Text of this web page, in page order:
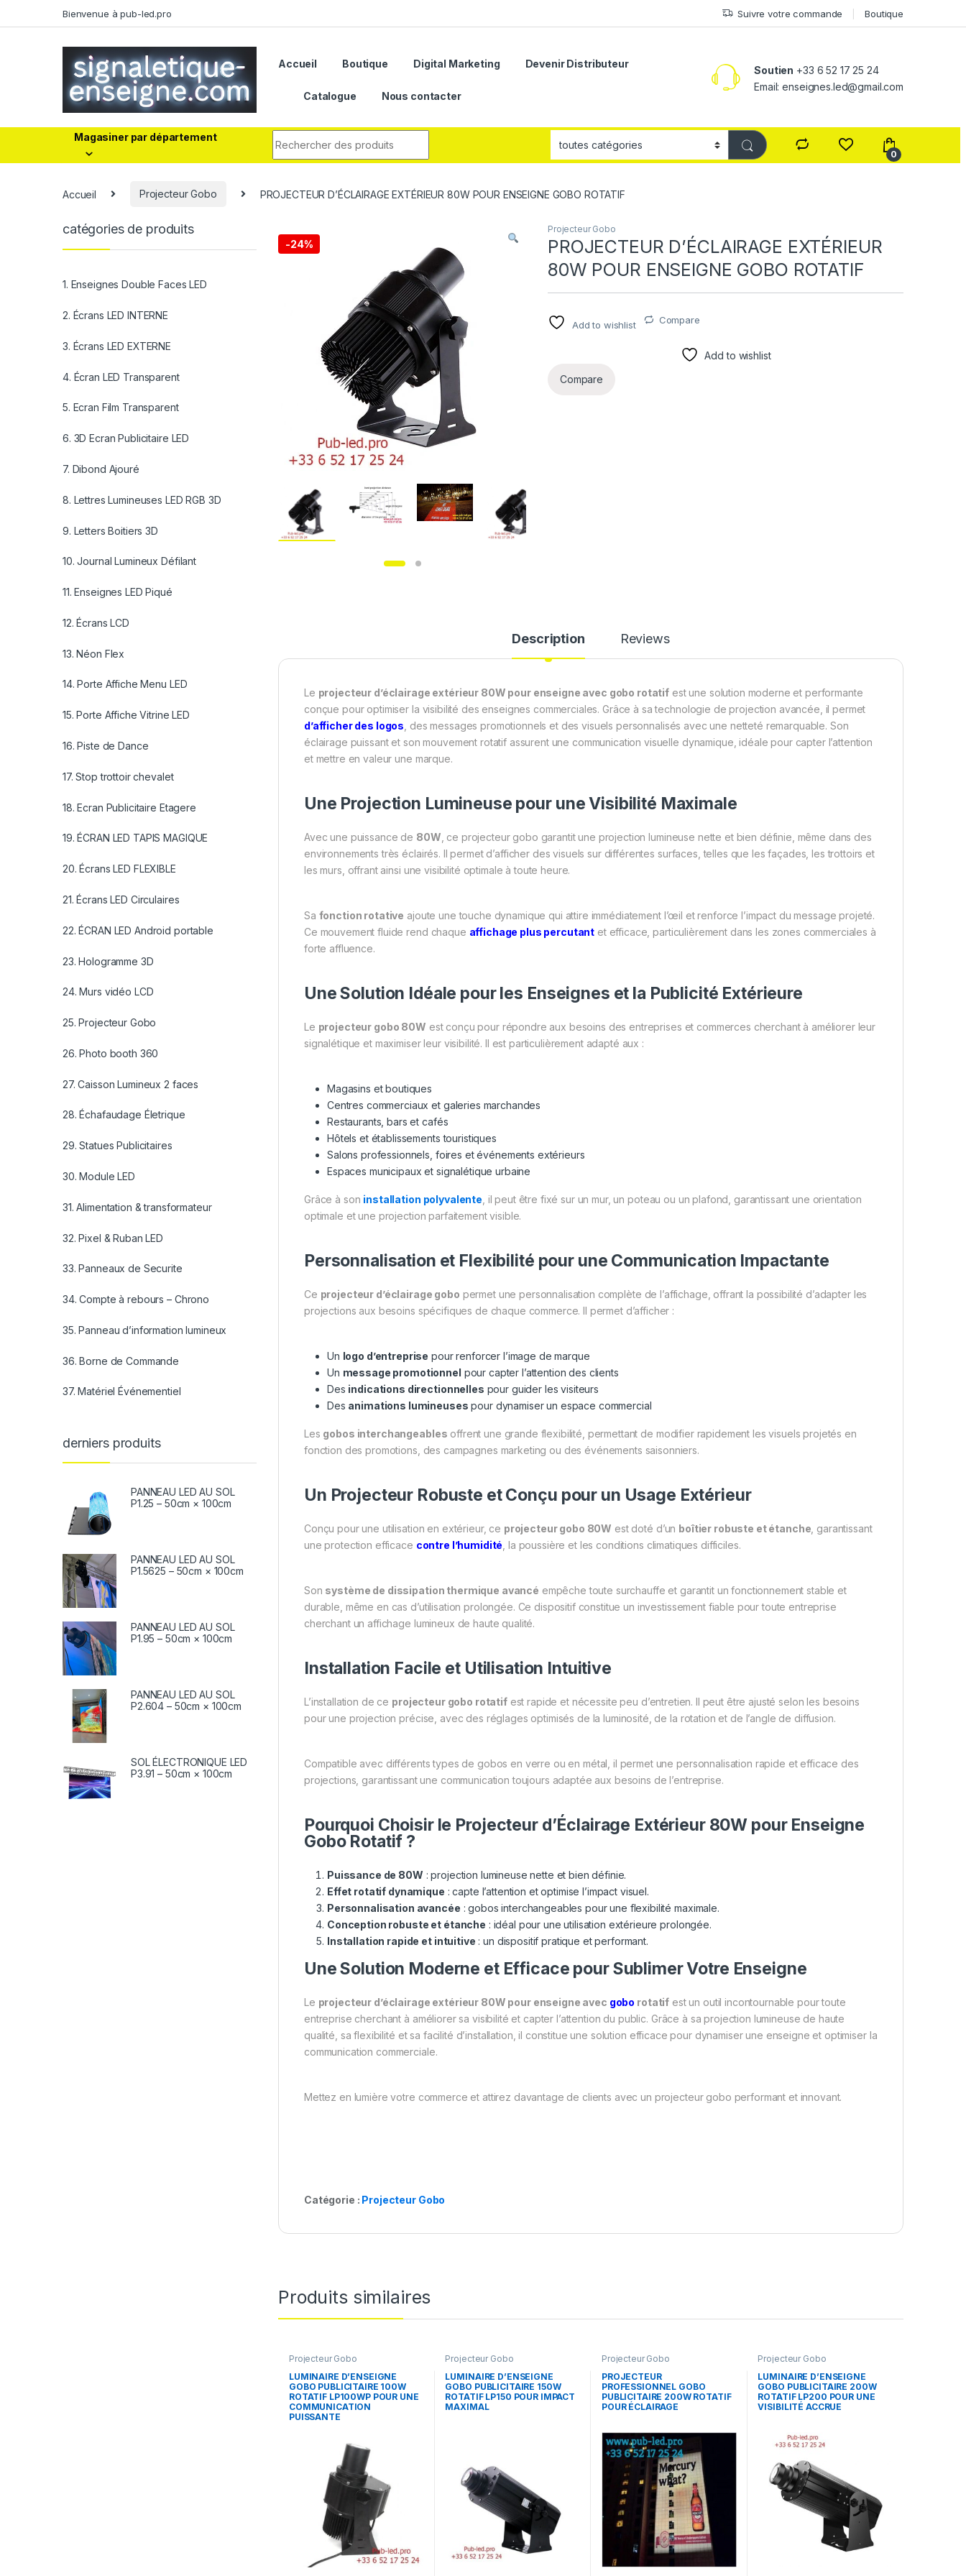
Bienvenue à pub-led.pro Suivre votre commande Boutique
Accueil Boutique Digital Marketing Devenir Distributeur
Catalogue Nous contacter
Soutien +33 6 52 17 25 24
Email: enseignes.led@gmail.com
Magasiner par département
0
Accueil Projecteur Gobo PROJECTEUR D’ÉCLAIRAGE EXTÉRIEUR 80W POUR ENSEIGNE GOBO ROTATIF
-24%
Projecteur Gobo
PROJECTEUR D’ÉCLAIRAGE EXTÉRIEUR
80W POUR ENSEIGNE GOBO ROTATIF
Add to wishlist Compare
Add to wishlist
Compare
Description Reviews
Le projecteur d’éclairage extérieur 80W pour enseigne avec gobo rotatif est une solution moderne et performante
conçue pour optimiser la visibilité des enseignes commerciales. Grâce à sa technologie de projection avancée, il permet
d’afficher des logos , des messages promotionnels et des visuels personnalisés avec une netteté remarquable. Son
éclairage puissant et son mouvement rotatif assurent une communication visuelle dynamique, idéale pour capter l’attention
et mettre en valeur une marque.
Une Projection Lumineuse pour une Visibilité Maximale
Avec une puissance de 80W , ce projecteur gobo garantit une projection lumineuse nette et bien définie, même dans des
environnements très éclairés. Il permet d’afficher des visuels sur différentes surfaces, telles que les façades, les trottoirs et
les murs, offrant ainsi une visibilité optimale à toute heure.
Sa fonction rotative ajoute une touche dynamique qui attire immédiatement l’œil et renforce l’impact du message projeté.
Ce mouvement fluide rend chaque affichage plus percutant et efficace, particulièrement dans les zones commerciales à
forte affluence.
Une Solution Idéale pour les Enseignes et la Publicité Extérieure
Le projecteur gobo 80W est conçu pour répondre aux besoins des entreprises et commerces cherchant à améliorer leur
signalétique et maximiser leur visibilité. Il est particulièrement adapté aux :
Magasins et boutiques
Centres commerciaux et galeries marchandes
Restaurants, bars et cafés
Hôtels et établissements touristiques
Salons professionnels, foires et événements extérieurs
Espaces municipaux et signalétique urbaine
Grâce à son installation polyvalente , il peut être fixé sur un mur, un poteau ou un plafond, garantissant une orientation
optimale et une projection parfaitement visible.
Personnalisation et Flexibilité pour une Communication Impactante
Ce projecteur d’éclairage gobo permet une personnalisation complète de l’affichage, offrant la possibilité d’adapter les
projections aux besoins spécifiques de chaque commerce. Il permet d’afficher :
Un logo d’entreprise pour renforcer l’image de marque
Un message promotionnel pour capter l’attention des clients
Des indications directionnelles pour guider les visiteurs
Des animations lumineuses pour dynamiser un espace commercial
Les gobos interchangeables offrent une grande flexibilité, permettant de modifier rapidement les visuels projetés en
fonction des promotions, des campagnes marketing ou des événements saisonniers.
Un Projecteur Robuste et Conçu pour un Usage Extérieur
Conçu pour une utilisation en extérieur, ce projecteur gobo 80W est doté d’un boîtier robuste et étanche , garantissant
une protection efficace contre l’humidité , la poussière et les conditions climatiques difficiles.
Son système de dissipation thermique avancé empêche toute surchauffe et garantit un fonctionnement stable et
durable, même en cas d’utilisation prolongée. Ce dispositif constitue un investissement fiable pour toute entreprise
cherchant un affichage lumineux de haute qualité.
Installation Facile et Utilisation Intuitive
L’installation de ce projecteur gobo rotatifest rapide et nécessite peu d’entretien. Il peut être ajusté selon les besoins
pour une projection précise, avec des réglages optimisés de la luminosité, de la rotation et de l’angle de diffusion.
Compatible avec différents types de gobos en verre ou en métal, il permet une personnalisation rapide et efficace des
projections, garantissant une communication toujours adaptée aux besoins de l’entreprise.
Pourquoi Choisir le Projecteur d’Éclairage Extérieur 80W pour Enseigne
Gobo Rotatif ?
Puissance de 80W : projection lumineuse nette et bien définie.
Effet rotatif dynamique : capte l’attention et optimise l’impact visuel.
Personnalisation avancée : gobos interchangeables pour une flexibilité maximale.
Conception robuste et étanche : idéal pour une utilisation extérieure prolongée.
Installation rapide et intuitive : un dispositif pratique et performant.
Une Solution Moderne et Efficace pour Sublimer Votre Enseigne
Le projecteur d’éclairage extérieur 80W pour enseigne avec gobo rotatif est un outil incontournable pour toute
entreprise cherchant à améliorer sa visibilité et capter l’attention du public. Grâce à sa projection lumineuse de haute
qualité, sa flexibilité et sa facilité d’installation, il constitue une solution efficace pour dynamiser une enseigne et optimiser la
communication commerciale.
Mettez en lumière votre commerce et attirez davantage de clients avec un projecteur gobo performant et innovant.
Catégorie : Projecteur Gobo
Produits similaires
Projecteur Gobo
LUMINAIRE D’ENSEIGNE
GOBO PUBLICITAIRE 100W
ROTATIF LP100WP POUR UNE
COMMUNICATION
PUISSANTE
Projecteur Gobo
LUMINAIRE D’ENSEIGNE
GOBO PUBLICITAIRE 150W
ROTATIF LP150 POUR IMPACT
MAXIMAL
Projecteur Gobo
PROJECTEUR
PROFESSIONNEL GOBO
PUBLICITAIRE 200W ROTATIF
POUR ÉCLAIRAGE
Projecteur Gobo
LUMINAIRE D’ENSEIGNE
GOBO PUBLICITAIRE 200W
ROTATIF LP200 POUR UNE
VISIBILITÉ ACCRUE
catégories de produits
1. Enseignes Double Faces LED
2. Écrans LED INTERNE
3. Écrans LED EXTERNE
4. Écran LED Transparent
5. Ecran Film Transparent
6. 3D Ecran Publicitaire LED
7. Dibond Ajouré
8. Lettres Lumineuses LED RGB 3D
9. Letters Boitiers 3D
10. Journal Lumineux Défilant
11. Enseignes LED Piqué
12. Écrans LCD
13. Néon Flex
14. Porte Affiche Menu LED
15. Porte Affiche Vitrine LED
16. Piste de Dance
17. Stop trottoir chevalet
18. Ecran Publicitaire Etagere
19. ÉCRAN LED TAPIS MAGIQUE
20. Écrans LED FLEXIBLE
21. Écrans LED Circulaires
22. ÉCRAN LED Android portable
23. Hologramme 3D
24. Murs vidéo LCD
25. Projecteur Gobo
26. Photo booth 360
27. Caisson Lumineux 2 faces
28. Échafaudage Életrique
29. Statues Publicitaires
30. Module LED
31. Alimentation & transformateur
32. Pixel & Ruban LED
33. Panneaux de Securite
34. Compte à rebours – Chrono
35. Panneau d’information lumineux
36. Borne de Commande
37. Matériel Événementiel
derniers produits
PANNEAU LED AU SOL
P1.25 – 50cm × 100cm
PANNEAU LED AU SOL
P1.5625 – 50cm × 100cm
PANNEAU LED AU SOL
P1.95 – 50cm × 100cm
PANNEAU LED AU SOL
P2.604 – 50cm × 100cm
SOL ÉLECTRONIQUE LED
P3.91 – 50cm × 100cm